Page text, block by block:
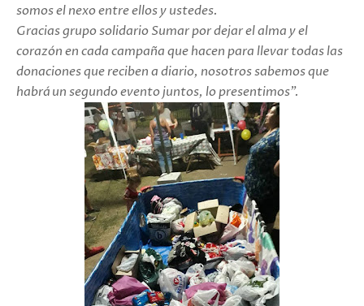
somos el nexo entre ellos y ustedes.
Gracias grupo solidario Sumar por dejar el alma y el
corazón en cada campaña que hacen para llevar todas las
donaciones que reciben a diario, nosotros sabemos que
habrá un segundo evento juntos, lo presentimos".